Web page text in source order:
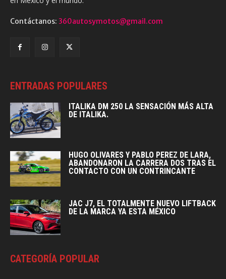
Contáctanos: 360autosymotos@gmail.com
ENTRADAS POPULARES
ITALIKA DM 250 LA SENSACIÓN MÁS ALTA
DE ITALIKA.
HUGO OLIVARES Y PABLO PEREZ DE LARA,
ABANDONARON LA CARRERA DOS TRAS EL
CONTACTO CON UN CONTRINCANTE
JAC J7, EL TOTALMENTE NUEVO LIFTBACK
DE LA MARCA YA ESTA MÉXICO
CATEGORÍA POPULAR